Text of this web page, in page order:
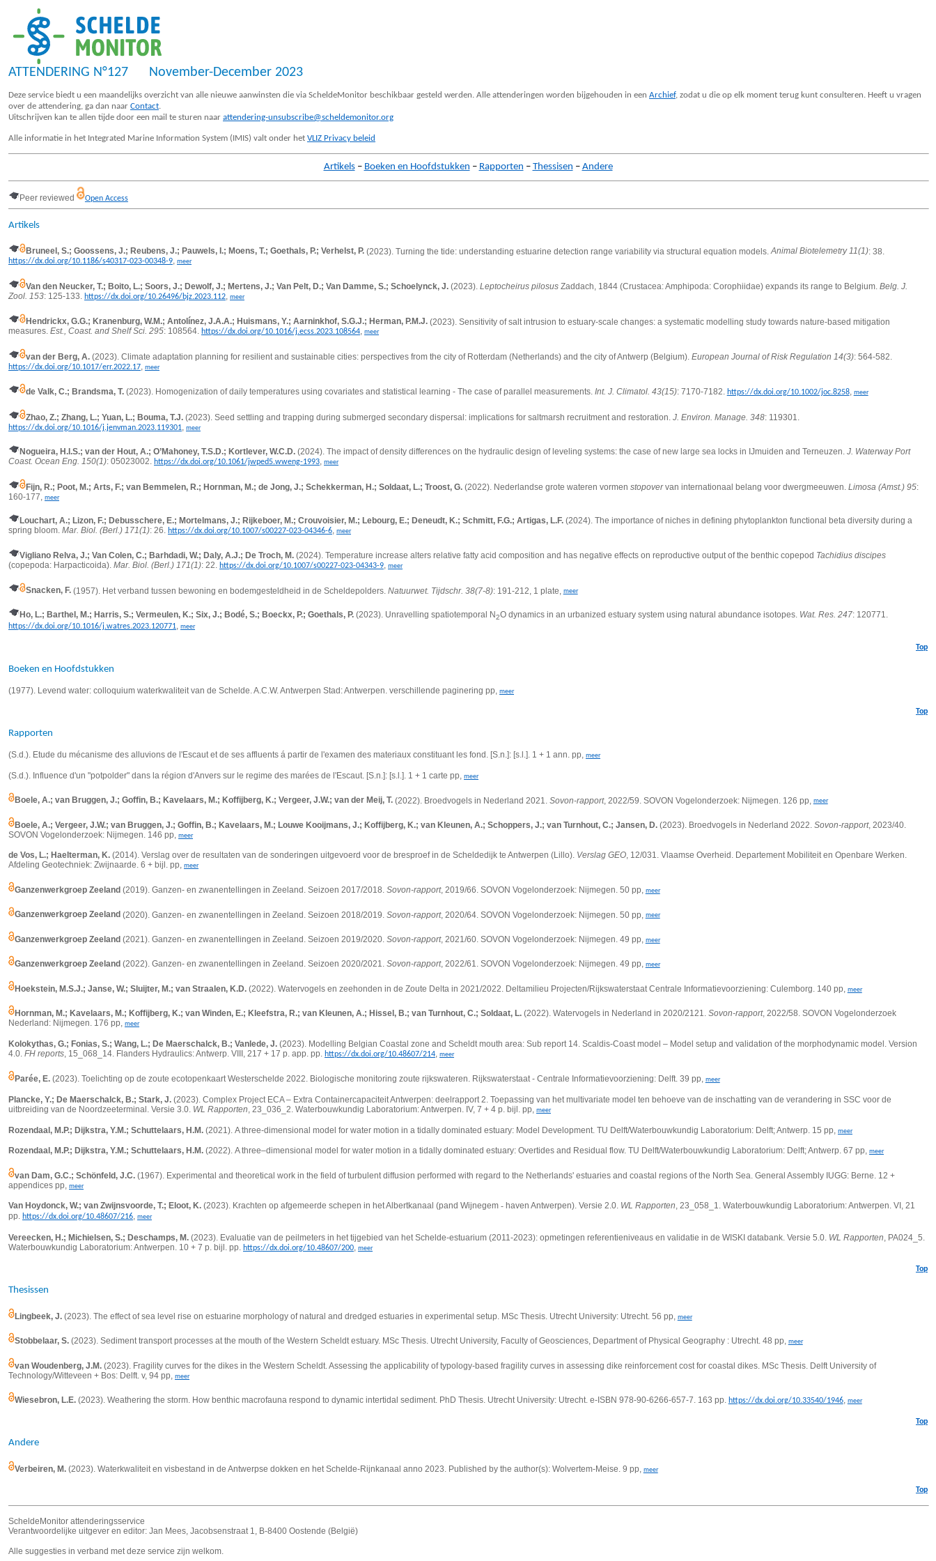
ATTENDERING N°127 November-December 2023
Deze service biedt u een maandelijks overzicht van alle nieuwe aanwinsten die via ScheldeMonitor beschikbaar gesteld werden. Alle attenderingen worden bijgehouden in een Archief, zodat u die op elk moment terug kunt consulteren. Heeft u vragen
over de attendering, ga dan naar Contact.
Uitschrijven kan te allen tijde door een mail te sturen naar attendering-unsubscribe@scheldemonitor.org
Alle informatie in het Integrated Marine Information System (IMIS) valt onder het VLIZ Privacy beleid
Artikels– Boeken en Hoofdstukken – Rapporten – Thessisen – Andere
Peer reviewed Open Access
Artikels
Bruneel, S.; Goossens, J.; Reubens, J.; Pauwels, I.; Moens, T.; Goethals, P.; Verhelst, P.(2023). Turning the tide: understanding estuarine detection range variability via structural equation models.Animal Biotelemetry 11(1): 38.
https://dx.doi.org/10.1186/s40317-023-00348-9, meer
Van den Neucker, T.; Boito, L.; Soors, J.; Dewolf, J.; Mertens, J.; Van Pelt, D.; Van Damme, S.; Schoelynck, J.(2023). Leptocheirus pilosusZaddach, 1844 (Crustacea: Amphipoda: Corophiidae) expands its range to Belgium. Belg. J.
Zool. 153: 125-133. https://dx.doi.org/10.26496/bjz.2023.112, meer
Hendrickx, G.G.; Kranenburg, W.M.; Antolínez, J.A.A.; Huismans, Y.; Aarninkhof, S.G.J.; Herman, P.M.J.(2023). Sensitivity of salt intrusion to estuary-scale changes: a systematic modelling study towards nature-based mitigation
measures. Est., Coast. and Shelf Sci. 295: 108564. https://dx.doi.org/10.1016/j.ecss.2023.108564, meer
van der Berg, A.(2023). Climate adaptation planning for resilient and sustainable cities: perspectives from the city of Rotterdam (Netherlands) and the city of Antwerp (Belgium). European Journal of Risk Regulation 14(3): 564-582.
https://dx.doi.org/10.1017/err.2022.17 meer
de Valk, C.; Brandsma, T.(2023). Homogenization of daily temperatures using covariates and statistical learning - The case of parallel measurements. Int. J. Climatol. 43(15): 7170-7182. https://dx.doi.org/10.1002/joc.8258, meer
Zhao, Z.; Zhang, L.; Yuan, L.; Bouma, T.J.(2023). Seed settling and trapping during submerged secondary dispersal: implications for saltmarsh recruitment and restoration. J. Environ. Manage. 348: 119301.
https://dx.doi.org/10.1016/j.jenvman.2023.119301 meer
Nogueira, H.I.S.; van der Hout, A.; O’Mahoney, T.S.D.; Kortlever, W.C.D.(2024). The impact of density differences on the hydraulic design of leveling systems: the case of new large sea locks in IJmuiden and Terneuzen. J. Waterway Port
Coast. Ocean Eng. 150(1): 05023002. https://dx.doi.org/10.1061/jwped5.wweng-1993, meer
Fijn, R.; Poot, M.; Arts, F.; van Bemmelen, R.; Hornman, M.; de Jong, J.; Schekkerman, H.; Soldaat, L.; Troost, G.(2022). Nederlandse grote wateren vormen stopovervan internationaal belang voor dwergmeeuwen. Limosa (Amst.) 95:
160-177,
meer
Louchart, A.; Lizon, F.; Debusschere, E.; Mortelmans, J.; Rijkeboer, M.; Crouvoisier, M.; Lebourg, E.; Deneudt, K.; Schmitt, F.G.; Artigas, L.F.(2024). The importance of niches in defining phytoplankton functional beta diversity during a
spring bloom. Mar. Biol. (Berl.) 171(1): 26. https://dx.doi.org/10.1007/s00227-023-04346-6, meer
Vigliano Relva, J.; Van Colen, C.; Barhdadi, W.; Daly, A.J.; De Troch, M.(2024). Temperature increase alters relative fatty acid composition and has negative effects on reproductive output of the benthic copepod Tachidius discipes
(copepoda: Harpacticoida). Mar. Biol. (Berl.) 171(1): 22. https://dx.doi.org/10.1007/s00227-023-04343-9, meer
Snacken, F.(1957). Het verband tussen bewoning en bodemgesteldheid in de Scheldepolders. Natuurwet. Tijdschr. 38(7-8): 191-212, 1 plate, meer
Ho, L.; Barthel, M.; Harris, S.; Vermeulen, K.; Six, J.; Bodé, S.; Boeckx, P.; Goethals, P.(2023). Unravelling spatiotemporal N2O dynamics in an urbanized estuary system using natural abundance isotopes. Wat. Res. 247: 120771.
https://dx.doi.org/10.1016/j.watres.2023.120771, meer
Top
Boeken en Hoofdstukken
(1977). Levend water: colloquium waterkwaliteit van de Schelde. A.C.W. Antwerpen Stad: Antwerpen. verschillende paginering pp, meer
Top
Rapporten
(S.d.). Etude du mécanisme des alluvions de l'Escaut et de ses affluents á partir de l'examen des materiaux constituant les fond. [S.n.]: [s.l.]. 1 + 1 ann. pp, meer
(S.d.). Influence d'un "potpolder" dans la région d'Anvers sur le regime des marées de l'Escaut. [S.n.]: [s.l.]. 1 + 1 carte pp, meer
Boele, A.; van Bruggen, J.; Goffin, B.; Kavelaars, M.; Koffijberg, K.; Vergeer, J.W.; van der Meij, T.(2022). Broedvogels in Nederland 2021. Sovon-rapport, 2022/59. SOVON Vogelonderzoek: Nijmegen. 126 pp, meer
Boele, A.; Vergeer, J.W.; van Bruggen, J.; Goffin, B.; Kavelaars, M.; Louwe Kooijmans, J.; Koffijberg, K.; van Kleunen, A.; Schoppers, J.; van Turnhout, C.; Jansen, D.(2023). Broedvogels in Nederland 2022. Sovon-rapport, 2023/40.
SOVON Vogelonderzoek: Nijmegen. 146 pp,
meer
de Vos, L.; Haelterman, K. (2014). Verslag over de resultaten van de sonderingen uitgevoerd voor de bresproef in de Scheldedijk te Antwerpen (Lillo). Verslag GEO, 12/031. Vlaamse Overheid. Departement Mobiliteit en Openbare Werken.
Afdeling Geotechniek: Zwijnaarde. 6 + bijl. pp, meer
Ganzenwerkgroep Zeeland(2019). Ganzen- en zwanentellingen in Zeeland. Seizoen 2017/2018. Sovon-rapport, 2019/66. SOVON Vogelonderzoek: Nijmegen. 50 pp, meer
Ganzenwerkgroep Zeeland (2020). Ganzen- en zwanentellingen in Zeeland. Seizoen 2018/2019. Sovon-rapport, 2020/64. SOVON Vogelonderzoek: Nijmegen. 50 pp, meer
Ganzenwerkgroep Zeeland(2021). Ganzen- en zwanentellingen in Zeeland. Seizoen 2019/2020. Sovon-rapport, 2021/60. SOVON Vogelonderzoek: Nijmegen. 49 pp, meer
Ganzenwerkgroep Zeeland (2022). Ganzen- en zwanentellingen in Zeeland. Seizoen 2020/2021. Sovon-rapport, 2022/61. SOVON Vogelonderzoek: Nijmegen. 49 pp, meer
Hoekstein, M.S.J.; Janse, W.; Sluijter, M.; van Straalen, K.D.(2022). Watervogels en zeehonden in de Zoute Delta in 2021/2022. Deltamilieu Projecten/Rijkswaterstaat Centrale Informatievoorziening: Culemborg. 140 pp, meer
Hornman, M.; Kavelaars, M.; Koffijberg, K.; van Winden, E.; Kleefstra, R.; van Kleunen, A.; Hissel, B.; van Turnhout, C.; Soldaat, L.(2022). Watervogels in Nederland in 2020/2121. Sovon-rapport, 2022/58. SOVON Vogelonderzoek
Nederland: Nijmegen. 176 pp, meer
Kolokythas, G.; Fonias, S.; Wang, L.; De Maerschalck, B.; Vanlede, J. (2023). Modelling Belgian Coastal zone and Scheldt mouth area: Sub report 14. Scaldis-Coast model – Model setup and validation of the morphodynamic model. Version
4.0. FH reports, 15_068_14. Flanders Hydraulics: Antwerp. VIII, 217 + 17 p. app. pp. https://dx.doi.org/10.48607/214, meer
Parée, E.(2023). Toelichting op de zoute ecotopenkaart Westerschelde 2022. Biologische monitoring zoute rijkswateren. Rijkswaterstaat - Centrale Informatievoorziening: Delft. 39 pp, meer
Plancke, Y.; De Maerschalck, B.; Stark, J. (2023). Complex Project ECA – Extra Containercapaciteit Antwerpen: deelrapport 2. Toepassing van het multivariate model ten behoeve van de inschatting van de verandering in SSC voor de
uitbreiding van de Noordzeeterminal. Versie 3.0. WL Rapporten, 23_036_2. Waterbouwkundig Laboratorium: Antwerpen. IV, 7 + 4 p. bijl. pp, meer
Rozendaal, M.P.; Dijkstra, Y.M.; Schuttelaars, H.M. (2021). A three-dimensional model for water motion in a tidally dominated estuary: Model Development. TU Delft/Waterbouwkundig Laboratorium: Delft; Antwerp. 15 pp, meer
Rozendaal, M.P.; Dijkstra, Y.M.; Schuttelaars, H.M. (2022). A three–dimensional model for water motion in a tidally dominated estuary: Overtides and Residual flow. TU Delft/Waterbouwkundig Laboratorium: Delft; Antwerp. 67 pp, meer
van Dam, G.C.; Schönfeld, J.C.(1967). Experimental and theoretical work in the field of turbulent diffusion performed with regard to the Netherlands' estuaries and coastal regions of the North Sea. General Assembly IUGG: Berne. 12 +
appendices pp,
meer
Van Hoydonck, W.; van Zwijnsvoorde, T.; Eloot, K. (2023). Krachten op afgemeerde schepen in het Albertkanaal (pand Wijnegem ‐ haven Antwerpen). Versie 2.0. WL Rapporten, 23_058_1. Waterbouwkundig Laboratorium: Antwerpen. VI, 21
pp. https://dx.doi.org/10.48607/216, meer
Vereecken, H.; Michielsen, S.; Deschamps, M. (2023). Evaluatie van de peilmeters in het tijgebied van het Schelde-estuarium (2011-2023): opmetingen referentieniveaus en validatie in de WISKI databank. Versie 5.0. WL Rapporten, PA024_5.
Waterbouwkundig Laboratorium: Antwerpen. 10 + 7 p. bijl. pp. https://dx.doi.org/10.48607/200, meer
Top
Thesissen
Lingbeek, J.(2023). The effect of sea level rise on estuarine morphology of natural and dredged estuaries in experimental setup. MSc Thesis. Utrecht University: Utrecht. 56 pp, meer
Stobbelaar, S.(2023). Sediment transport processes at the mouth of the Western Scheldt estuary. MSc Thesis. Utrecht University, Faculty of Geosciences, Department of Physical Geography : Utrecht. 48 pp, meer
van Woudenberg, J.M.(2023). Fragility curves for the dikes in the Western Scheldt. Assessing the applicability of typology-based fragility curves in assessing dike reinforcement cost for coastal dikes. MSc Thesis. Delft University of
Technology/Witteveen + Bos: Delft. v, 94 pp,
meer
Wiesebron, L.E.(2023). Weathering the storm. How benthic macrofauna respond to dynamic intertidal sediment. PhD Thesis. Utrecht University: Utrecht. e-ISBN 978-90-6266-657-7. 163 pp. https://dx.doi.org/10.33540/1946, meer
Top
Andere
Verbeiren, M.(2023). Waterkwaliteit en visbestand in de Antwerpse dokken en het Schelde-Rijnkanaal anno 2023. Published by the author(s): Wolvertem-Meise. 9 pp, meer
Top
ScheldeMonitor attenderingsservice
Verantwoordelijke uitgever en editor: Jan Mees, Jacobsenstraat 1, B-8400 Oostende (België)
Alle suggesties in verband met deze service zijn welkom.